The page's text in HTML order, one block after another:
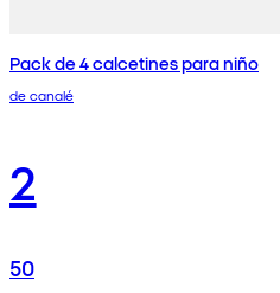
Pack de 4 calcetines para niño
de canalé
2
50